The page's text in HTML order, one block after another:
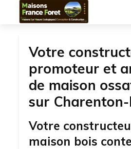
Votre
promoteur et
de maison
sur
Votre
maison bois